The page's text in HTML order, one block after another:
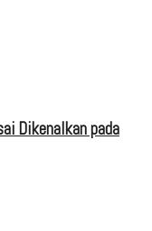
Dikenalkan pada